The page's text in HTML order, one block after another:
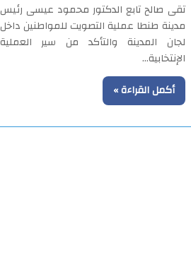
تقى صالح تابع الدكتور محمود عيسى رئيس
مدينة طنطا عملية التصويت للمواطنين داخل
لجان المدينة والتأكد من سير العملية
الإنتخابية…
أكمل القراءة »